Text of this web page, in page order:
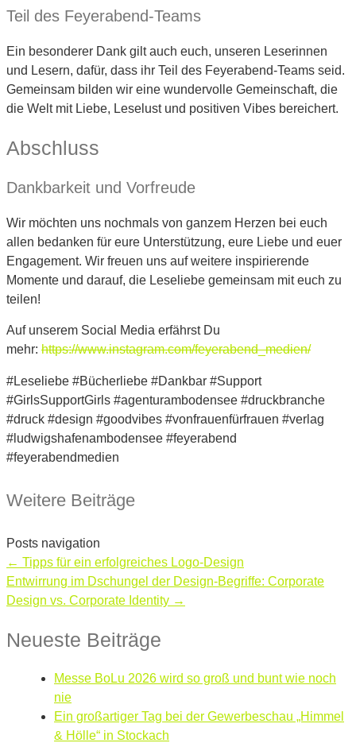
Teil des Feyerabend-Teams
Ein besonderer Dank gilt auch euch, unseren Leserinnen
und Lesern, dafür, dass ihr Teil des Feyerabend-Teams seid.
Gemeinsam bilden wir eine wundervolle Gemeinschaft, die
die Welt mit Liebe, Leselust und positiven Vibes bereichert.
Abschluss
Dankbarkeit und Vorfreude
Wir möchten uns nochmals von ganzem Herzen bei euch
allen bedanken für eure Unterstützung, eure Liebe und euer
Engagement. Wir freuen uns auf weitere inspirierende
Momente und darauf, die Leseliebe gemeinsam mit euch zu
teilen!
Auf unserem Social Media erfährst Du
mehr: https://www.instagram.com/feyerabend_medien/
#Leseliebe #Bücherliebe #Dankbar #Support
#GirlsSupportGirls #agenturambodensee #druckbranche
#druck #design #goodvibes #vonfrauenfürfrauen #verlag
#ludwigshafenambodensee #feyerabend
#feyerabendmedien
Weitere Beiträge
Posts navigation
← Tipps für ein erfolgreiches Logo-Design
Entwirrung im Dschungel der Design-Begriffe: Corporate
Design vs. Corporate Identity →
Neueste Beiträge
Messe BoLu 2026 wird so groß und bunt wie noch
nie
Ein großartiger Tag bei der Gewerbeschau „Himmel
& Hölle“ in Stockach